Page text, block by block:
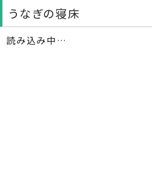
うなぎの寝床
読み込み中…